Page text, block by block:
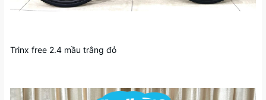
Trinx free 2.4 mầu trắng đỏ